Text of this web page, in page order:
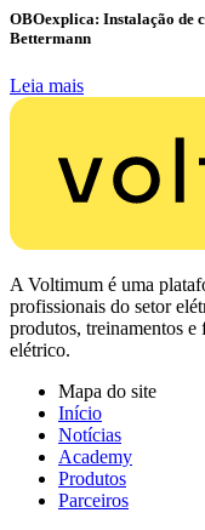
OBOexplica: Instalação de
Bettermann
Leia mais
A Voltimum é uma
profissionais do setor
produtos, treinamentos e
elétrico.
Mapa do site
Início
Notícias
Academy
Produtos
Parceiros